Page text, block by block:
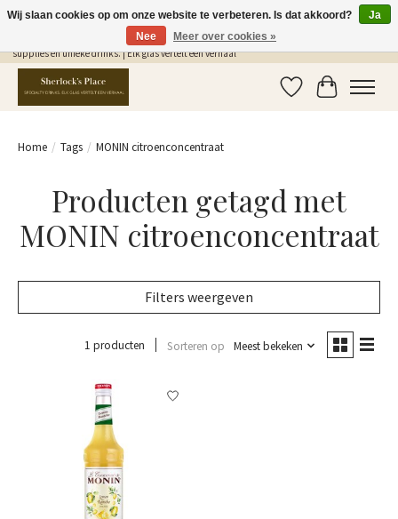
Gratis Verzending in NL vanaf €75,- | Sherlocks Place: dé plek voor MONIN siropen, bar
supplies en unieke drinks. | Elk glas vertelt een verhaal
Verlanglijst
Home / Tags / MONIN citroenconcentraat
Producten getagd met
MONIN citroenconcentraat
Filters weergeven
1 producten Sorteren op Meest bekeken
Wij slaan cookies op om onze website te verbeteren. Is dat akkoord?
Ja
Nee
Meer over cookies »